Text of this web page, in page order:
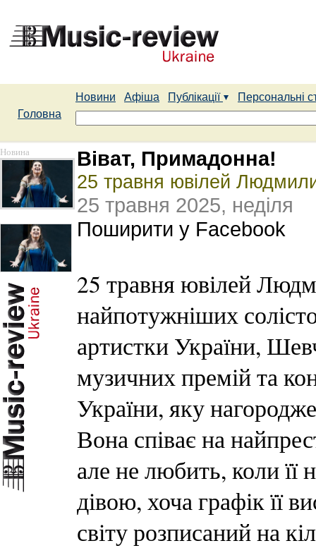
Новини Афіша Публікації
Персональні
Головна
Новина Віват, Примадонна!
25 травня ювілей
25 травня 2025, неділя
Поширити у Facebook
25 травня ювілей
найпотужніших
артистки України,
музичних премій та
України, яку
Вона співає на
але не любить, коли
дівою, хоча графік її
світу розписаний на